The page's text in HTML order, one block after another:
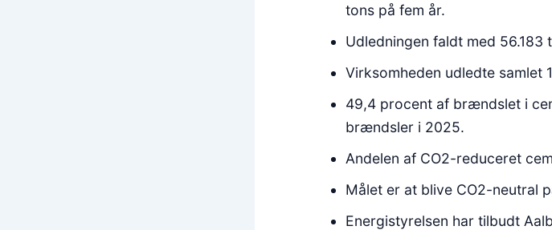
tons på fem år.
Udledningen faldt med 56.183
Virksomheden udledte samlet
49,4 procent af brændslet i
brændsler i 2025.
Andelen af CO2-reduceret
Målet er at blive CO2-neutral
Energistyrelsen har tilbudt